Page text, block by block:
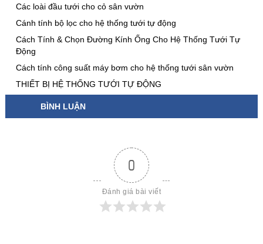
Các loài đầu tưới cho cỏ sân vườn
Cánh tính bộ lọc cho hệ thống tưới tự động
Cách Tính & Chọn Đường Kính Ống Cho Hệ Thống Tưới Tự
Động
Cách tính công suất máy bơm cho hệ thống tưới sân vườn
THIẾT BỊ HỆ THỐNG TƯỚI TỰ ĐỘNG
BÌNH LUẬN
0
Đánh giá bài viết